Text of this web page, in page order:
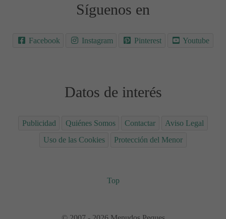
Síguenos en
Facebook Instagram Pinterest Youtube
Datos de interés
Publicidad Quiénes Somos Contactar
Aviso Legal
Uso de las Cookies
Protección del Menor
Top